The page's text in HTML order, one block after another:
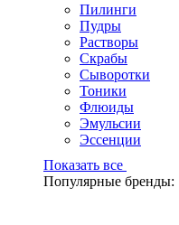
Пилинги
Пудры
Растворы
Скрабы
Сыворотки
Тоники
Флюиды
Эмульсии
Эссенции
Показать все
Популярные бренды: